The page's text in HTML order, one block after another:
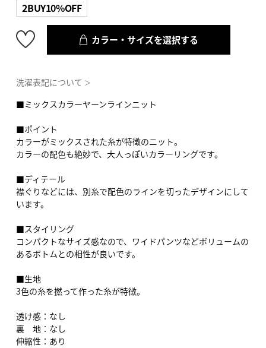
2BUY10%OFF
カラー・サイズを選択する
洗濯表記について ＞
■ミックスカラーヤーンラインニット
■ポイント
カラーがミックスされた糸が特徴のニット。
カラーの配色も絶妙で、大人っぽいカラーリングです。
■ディテール
襟ぐりなどには、別糸で配色のラインを切ったデザインにして
います。
■スタイリング
コンパクトなサイズ感なので、ワイドパンツなどボリュームの
あるボトムとの相性が良いです。
■生地
3色の糸を撚って作った糸が特徴。
透け感：なし
裏 地：なし
伸縮性：あり